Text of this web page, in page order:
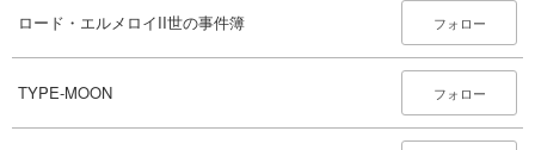
ロード・エルメロイII世の事件簿 フォロー
TYPE-MOON フォロー